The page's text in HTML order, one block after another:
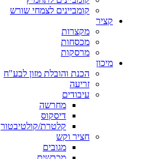
קומביינים לצמחי שורש
קציר
מקצרות
מכסחות
מרסקות
מיכון
הכנת והובלת מזון לבע"ח
זריעה
עיבודים
מחרשה
דיסקוס
קלטרת/קולטיבטור
חציר וקש
מגובים